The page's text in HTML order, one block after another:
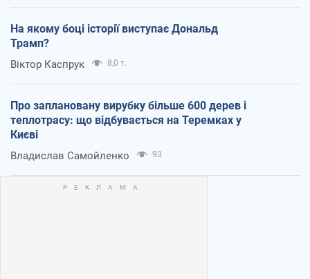
На якому боці історії виступає Дональд
Трамп?
Віктор Каспрук 8,0 т.
Про заплановану вирубку більше 600 дерев і
теплотрасу: що відбувається на Теремках у
Києві
Владислав Самойленко 93